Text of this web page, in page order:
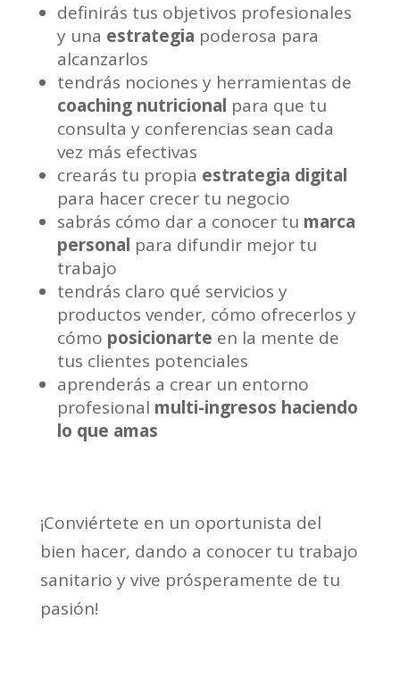
definirás tus objetivos profesionales
y una estrategia poderosa para
alcanzarlos
tendrás nociones y herramientas de
coaching nutricional para que tu
consulta y conferencias sean cada
vez más efectivas
crearás tu propia estrategia digital
para hacer crecer tu negocio
sabrás cómo dar a conocer tu marca
personal para difundir mejor tu
trabajo
tendrás claro qué servicios y
productos vender, cómo ofrecerlos y
cómo posicionarte en la mente de
tus clientes potenciales
aprenderás a crear un entorno
profesional multi-ingresos haciendo
lo que amas
¡Conviértete en un oportunista del
bien hacer, dando a conocer tu trabajo
sanitario y vive prósperamente de tu
pasión!